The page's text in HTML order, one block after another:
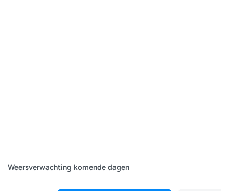
Weersverwachting komende dagen